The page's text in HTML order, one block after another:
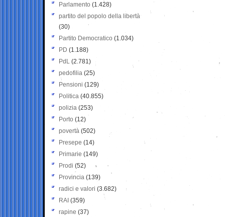
Parlamento (1.428)
partito del popolo della libertà
(30)
Partito Democratico (1.034)
PD (1.188)
PdL (2.781)
pedofilia (25)
Pensioni (129)
Politica (40.855)
polizia (253)
Porto (12)
povertà (502)
Presepe (14)
Primarie (149)
Prodi (52)
Provincia (139)
radici e valori (3.682)
RAI (359)
rapine (37)